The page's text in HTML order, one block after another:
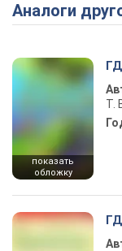
Аналоги
показать
обложку
Т.